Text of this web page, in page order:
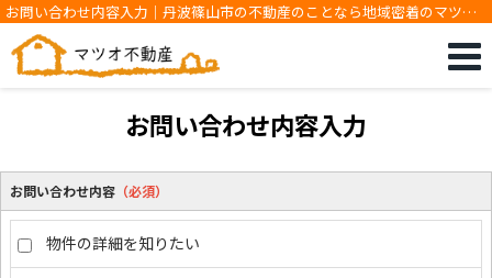
お問い合わせ内容入力｜丹波篠山市の不動産のことなら地域密着のマツオ
不動産です
お問い合わせ内容入力
お問い合わせ内容 （必須）
物件の詳細を知りたい